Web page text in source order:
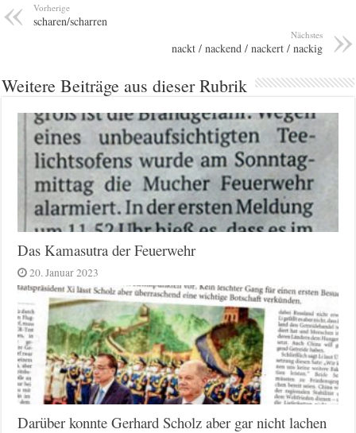
Vorherige
scharen/scharren
Nächstes
nackt / nackend / nackert / nackig
Weitere Beiträge aus dieser Rubrik
Das Kamasutra der Feuerwehr
20. Januar 2023
Darüber konnte Gerhard Scholz aber gar nicht lachen